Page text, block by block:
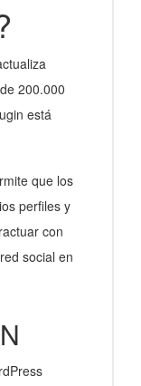
200.000
está
que los
perfiles y
con
social en